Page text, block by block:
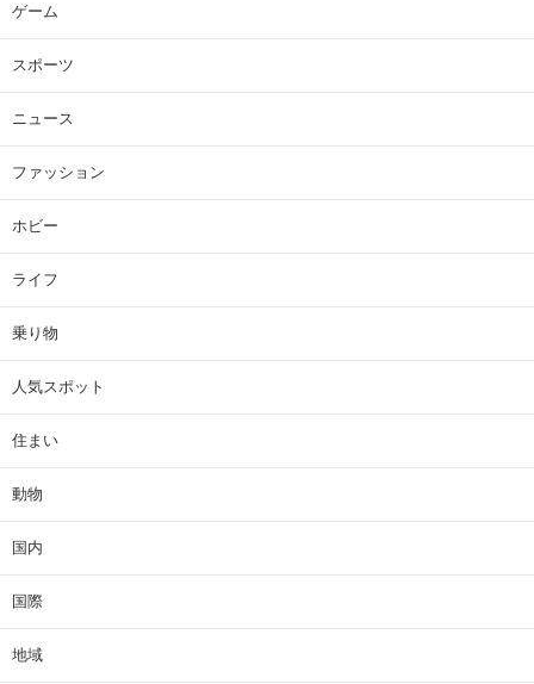
ゲーム
スポーツ
ニュース
ファッション
ホビー
ライフ
乗り物
人気スポット
住まい
動物
国内
国際
地域